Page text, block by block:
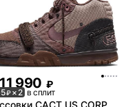
11 990 ₽
₽× 2 в сплит
CACT.US CORP